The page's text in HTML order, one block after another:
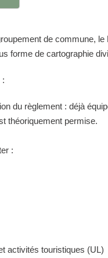
de commune,
forme de cartographie
:
du règlement : déjà
théoriquement permise.
:
activités touristiques (UL)